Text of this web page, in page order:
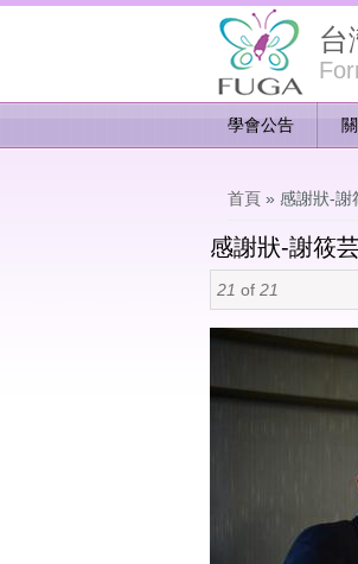
台
學會公告
首頁 » 感謝狀-謝
感謝狀-謝筱
21 of 21
感謝狀-謝筱芸.jpg